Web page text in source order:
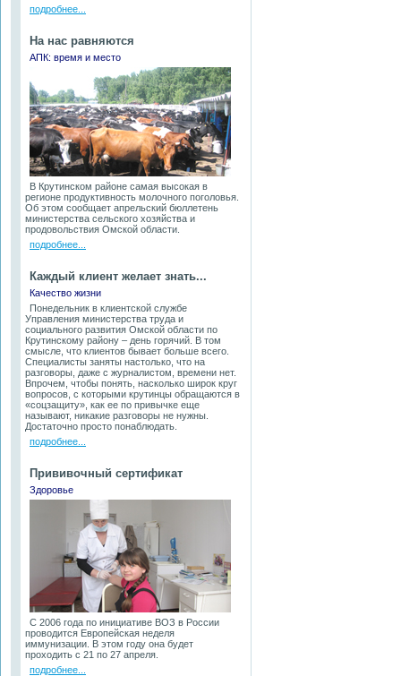
подробнее...
На нас равняются
АПК: время и место
В Крутинском районе самая высокая в
регионе продуктивность молочного поголовья.
Об этом сообщает апрельский бюллетень
министерства сельского хозяйства и
продовольствия Омской области.
подробнее...
Каждый клиент желает знать...
Качество жизни
Понедельник в клиентской службе
Управления министерства труда и
социального развития Омской области по
Крутинскому району – день горячий. В том
смысле, что клиентов бывает больше всего.
Специалисты заняты настолько, что на
разговоры, даже с журналистом, времени нет.
Впрочем, чтобы понять, насколько широк круг
вопросов, с которыми крутинцы обращаются в
«соцзащиту», как ее по привычке еще
называют, никакие разговоры не нужны.
Достаточно просто понаблюдать.
подробнее...
Прививочный сертификат
Здоровье
С 2006 года по инициативе ВОЗ в России
проводится Европейская неделя
иммунизации. В этом году она будет
проходить с 21 по 27 апреля.
подробнее...